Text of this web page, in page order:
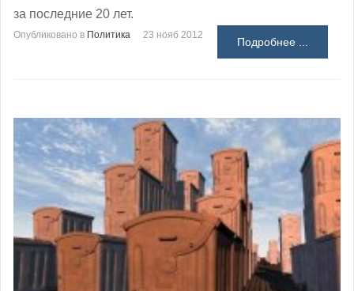
за последние 20 лет.
Опубликовано в Политика 23 нояб 2012
Подробнее ...